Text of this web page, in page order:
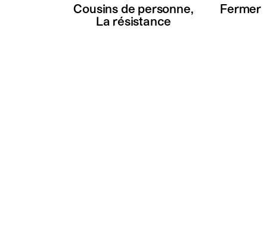
Cousins de personne,
La résistance
Fermer